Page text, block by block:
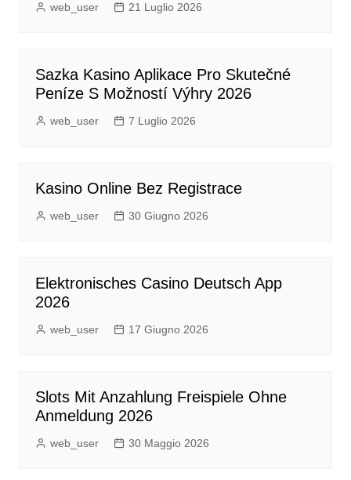
web_user 21 Luglio 2026
Sazka Kasino Aplikace Pro Skutečné
Peníze S Možností Výhry 2026
web_user 7 Luglio 2026
Kasino Online Bez Registrace
web_user 30 Giugno 2026
Elektronisches Casino Deutsch App
2026
web_user 17 Giugno 2026
Slots Mit Anzahlung Freispiele Ohne
Anmeldung 2026
web_user 30 Maggio 2026